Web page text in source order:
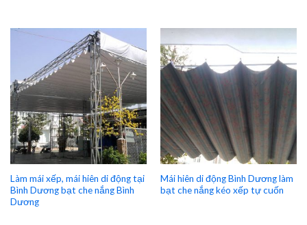
Làm mái xếp, mái hiên di động tại
Bình Dương bạt che nắng Bình
Dương
Mái hiên di động Bình Dương làm
bạt che nắng kéo xếp tự cuốn